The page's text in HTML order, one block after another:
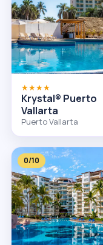
★★★★
Krystal® Puerto
Vallarta
Puerto Vallarta
0/10